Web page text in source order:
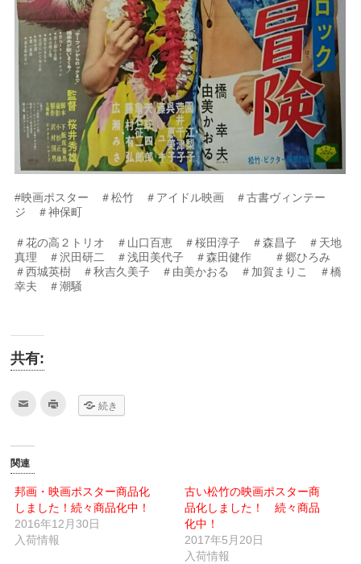
#映画ポスター ＃松竹 ＃アイドル映画 ＃古書ヴィンテー
ジ ＃神保町
＃花の高２トリオ ＃山口百恵 ＃桜田淳子 ＃森昌子 ＃天地
真理 ＃沢田研二 ＃浅田美代子 ＃森田健作 ＃郷ひろみ
＃西城英樹 ＃秋吉久美子 ＃由美かおる ＃加賀まりこ ＃橋
幸夫 ＃潮騒
共有:
て
メ
ー
ル
で
送
信
(新
し
い
ウ
ィ
ン
続き
関連
邦画・映画ポスター商品化
しました！続々商品化中！
2016年12月30日
入荷情報
古い松竹の映画ポスター商
品化しました！ 続々商品
化中！
2017年5月20日
入荷情報